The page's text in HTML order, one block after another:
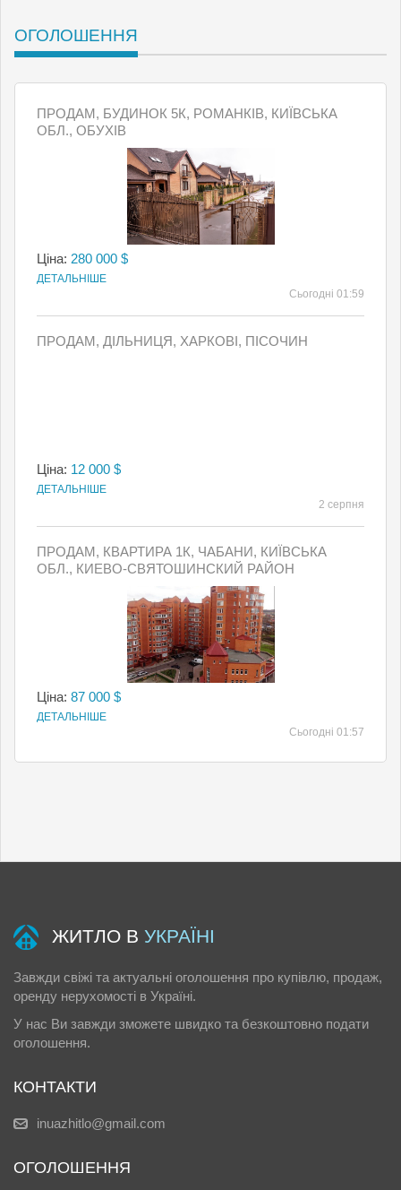
ОГОЛОШЕННЯ
ПРОДАМ, БУДИНОК 5К, РОМАНКІВ, КИЇВСЬКА
ОБЛ., ОБУХІВ
Ціна: 280 000 $
ДЕТАЛЬНІШЕ
Сьогодні 01:59
ПРОДАМ, ДІЛЬНИЦЯ, ХАРКОВІ, ПІСОЧИН
Ціна: 12 000 $
ДЕТАЛЬНІШЕ
2 серпня
ПРОДАМ, КВАРТИРА 1К, ЧАБАНИ, КИЇВСЬКА
ОБЛ., КИЕВО-СВЯТОШИНСКИЙ РАЙОН
Ціна: 87 000 $
ДЕТАЛЬНІШЕ
Сьогодні 01:57
ЖИТЛО В УКРАЇНІ
Завжди свіжі та актуальні оголошення про купівлю, продаж,
оренду нерухомості в Україні.
У нас Ви завжди зможете швидко та безкоштовно подати
оголошення.
КОНТАКТИ
inuazhitlo@gmail.com
ОГОЛОШЕННЯ